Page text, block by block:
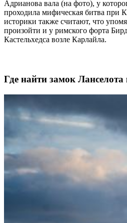
Адрианова вала (на фото), у
проходила мифическая битва при
историки также считают, что
произойти и у римского форта
Кастельхедса возле Карлайла.
Где найти замок